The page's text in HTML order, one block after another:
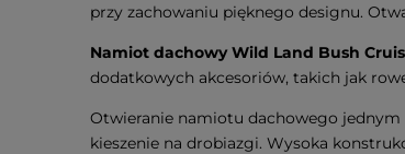
przy zachowaniu pięknego designu.
Namiot dachowy Wild Land Bush
dodatkowych akcesoriów, takich jak
Otwieranie namiotu dachowego jednym
kieszenie na drobiazgi. Wysoka